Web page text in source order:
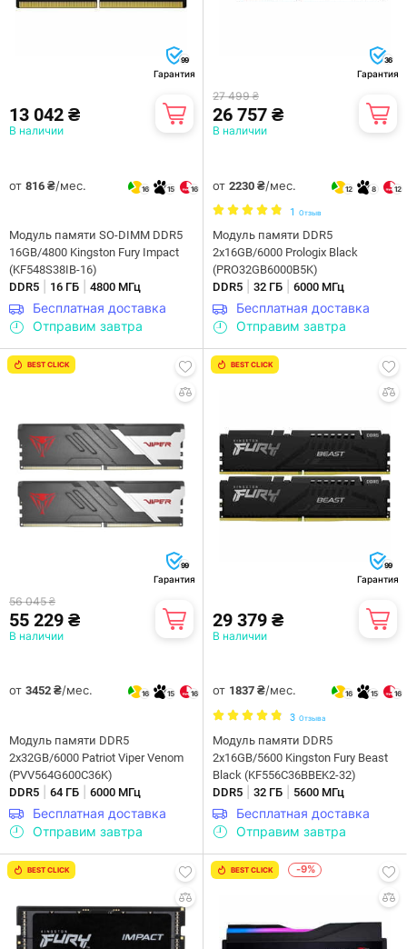
99
Гарантия
13 042 ₴
В наличии
от 816 ₴/мес. 16 15 16
Модуль памяти SO-DIMM DDR5
16GB/4800 Kingston Fury Impact
(KF548S38IB-16)
DDR5
16 ГБ 4800 МГц
Бесплатная доставка
Отправим завтра
36
Гарантия
27 499 ₴
26 757 ₴
В наличии
от 2230 ₴/мес. 12 8 12
1 Отзыв
Модуль памяти DDR5
2x16GB/6000 Prologix Black
(PRO32GB6000B5K)
DDR5
32 ГБ 6000 МГц
Бесплатная доставка
Отправим завтра
BEST CLICK
99
Гарантия
56 045 ₴
55 229 ₴
В наличии
от 3452 ₴/мес. 16 15 16
Модуль памяти DDR5
2x32GB/6000 Patriot Viper Venom
(PVV564G600C36K)
DDR5
64 ГБ 6000 МГц
Бесплатная доставка
Отправим завтра
BEST CLICK
99
Гарантия
29 379 ₴
В наличии
от 1837 ₴/мес. 16 15 16
3 Отзыва
Модуль памяти DDR5
2x16GB/5600 Kingston Fury Beast
Black (KF556C36BBEK2-32)
DDR5
32 ГБ 5600 МГц
Бесплатная доставка
Отправим завтра
BEST CLICK BEST CLICK -9%